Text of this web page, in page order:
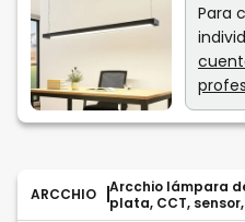
Para
ARCCHIO
Arcchio lámpara
plata, CCT, sensor,